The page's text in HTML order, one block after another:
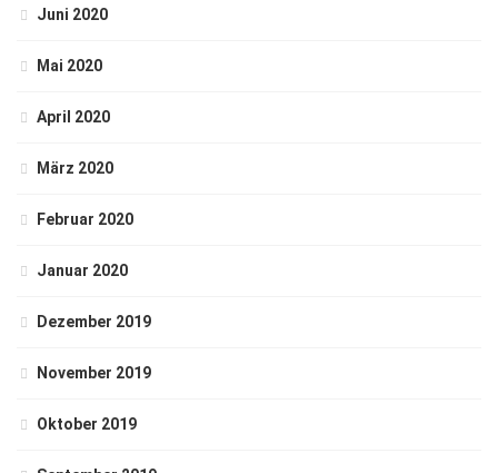
Juni 2020
Mai 2020
April 2020
März 2020
Februar 2020
Januar 2020
Dezember 2019
November 2019
Oktober 2019